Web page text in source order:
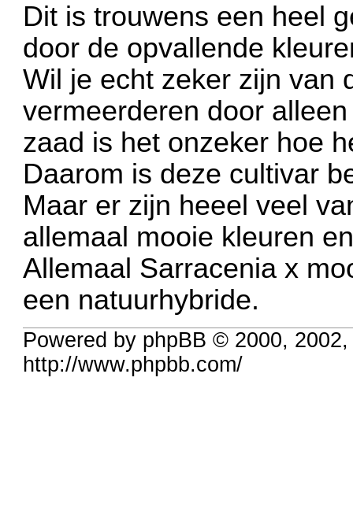
Dit is trouwens een heel
door de opvallende
Wil je echt zeker zijn van
vermeerderen door
zaad is het onzeker hoe
Daarom is deze cultivar
Maar er zijn heeel veel
allemaal mooie kleuren
Allemaal Sarracenia x
een natuurhybride.
Powered by phpBB © 2000,
http://www.phpbb.com/